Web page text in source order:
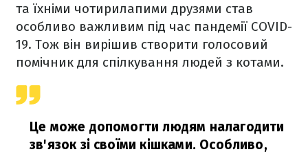
та їхніми чотирилапими друзями став
особливо важливим під час пандемії COVID-
19. Тож він вирішив створити голосовий
помічник для спілкування людей з котами.
Це може допомогти людям налагодити
зв'язок зі своїми кішками. Особливо,